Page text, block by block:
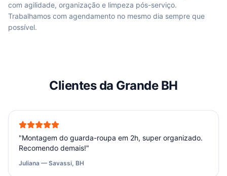
com agilidade, organização e limpeza pós-serviço.
Trabalhamos com agendamento no mesmo dia sempre que
possível.
Clientes da Grande BH
"Montagem do guarda-roupa em 2h, super organizado.
Recomendo demais!"
Juliana — Savassi, BH